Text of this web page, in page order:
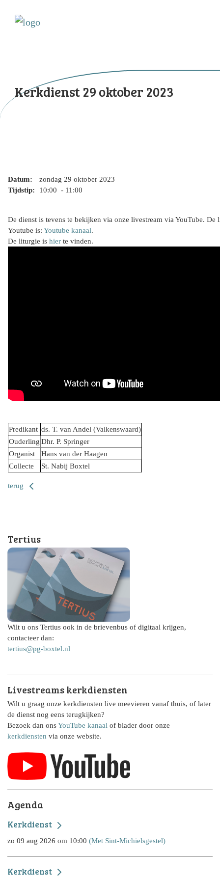
Kerkdienst 29 oktober 2023
Datum:
zondag 29 oktober 2023
Tijdstip:
10:00 - 11:00
De dienst is tevens te bekijken via onze livestream via YouTube. De
Youtube is: Youtube kanaal.
De liturgie is hier te vinden.
Predikant ds. T. van Andel (Valkenswaard)
Ouderling Dhr. P. Springer
Organist
Hans van der Haagen
Collecte
St. Nabij Boxtel
terug
Tertius
Wilt u ons Tertius ook in de brievenbus of digitaal krijgen,
contacteer dan:
tertius@pg-boxtel.nl
Livestreams kerkdiensten
Wilt u graag onze kerkdiensten live meevieren vanaf thuis, of later
de dienst nog eens terugkijken?
Bezoek dan onsYouTube kanaal of blader door onze
kerkdiensten via onze website.
Agenda
Kerkdienst
zo 09 aug 2026 om 10:00 (Met Sint-Michielsgestel)
Kerkdienst